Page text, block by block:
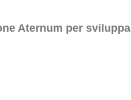
Aternum per